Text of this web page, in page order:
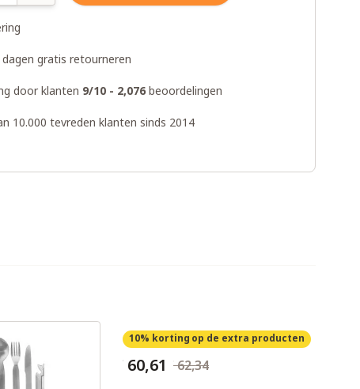
gratis retourneren
door klanten 9/10 - 2,076beoordelingen
10.000 tevreden klanten sinds 2014
10% korting op de extra producten
€ 60,61 € 62,34